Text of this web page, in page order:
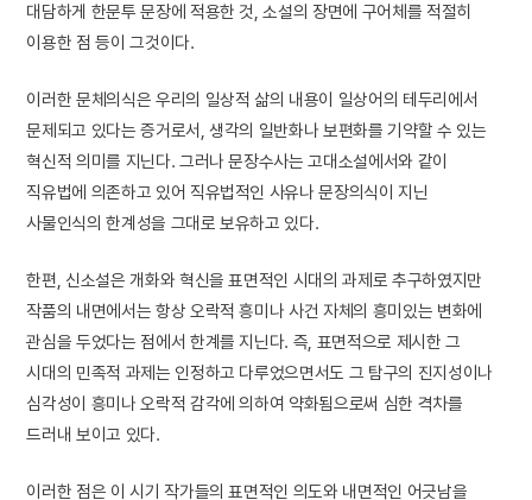
대담하게 한문투 문장에 적용한 것, 소설의 장면에 구어체를 적절히
이용한 점 등이 그것이다.
이러한 문체의식은 우리의 일상적 삶의 내용이 일상어의 테두리에서
문제되고 있다는 증거로서, 생각의 일반화나 보편화를 기약할 수 있는
혁신적 의미를 지닌다. 그러나 문장수사는 고대소설에서와 같이
직유법에 의존하고 있어 직유법적인 사유나 문장의식이 지닌
사물인식의 한계성을 그대로 보유하고 있다.
한편, 신소설은 개화와 혁신을 표면적인 시대의 과제로 추구하였지만
작품의 내면에서는 항상 오락적 흥미나 사건 자체의 흥미있는 변화에
관심을 두었다는 점에서 한계를 지닌다. 즉, 표면적으로 제시한 그
시대의 민족적 과제는 인정하고 다루었으면서도 그 탐구의 진지성이나
심각성이 흥미나 오락적 감각에 의하여 약화됨으로써 심한 격차를
드러내 보이고 있다.
이러한 점은 이 시기 작가들의 표면적인 의도와 내면적인 어긋남을